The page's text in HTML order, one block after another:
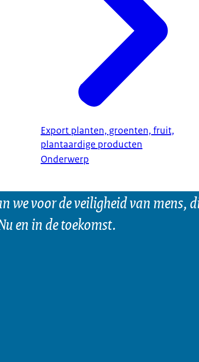
Export planten, groenten, fruit,
plantaardige producten
Onderwerp
we voor de veiligheid van mens,
en in de toekomst.